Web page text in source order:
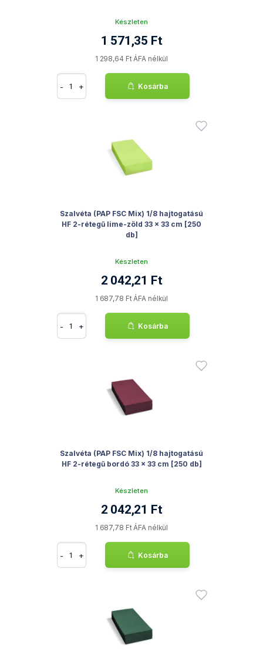
Készleten
1 571,35 Ft
1 298,64 Ft ÁFA nélkül
- + Kosárba
Szalvéta (PAP FSC Mix) 1/8 hajtogatású
HF 2-rétegű lime-zöld 33 x 33 cm [250
db]
Készleten
2 042,21 Ft
1 687,78 Ft ÁFA nélkül
- + Kosárba
Szalvéta (PAP FSC Mix) 1/8 hajtogatású
HF 2-rétegű bordó 33 x 33 cm [250 db]
Készleten
2 042,21 Ft
1 687,78 Ft ÁFA nélkül
- + Kosárba